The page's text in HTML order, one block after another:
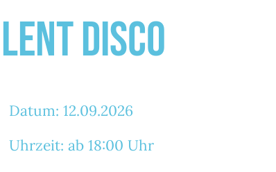
Disco
Datum: 12.09.2026
Uhrzeit: ab 18:00 Uhr